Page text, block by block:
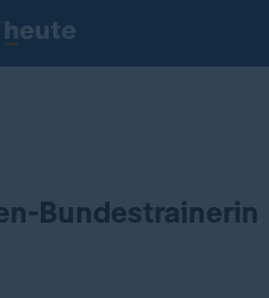
Bundestrainerin